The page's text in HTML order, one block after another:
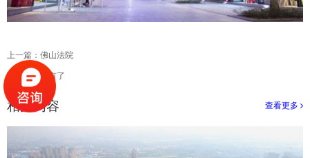
上一篇： 佛山法院
下一篇：没有了
相关内容 查看更多